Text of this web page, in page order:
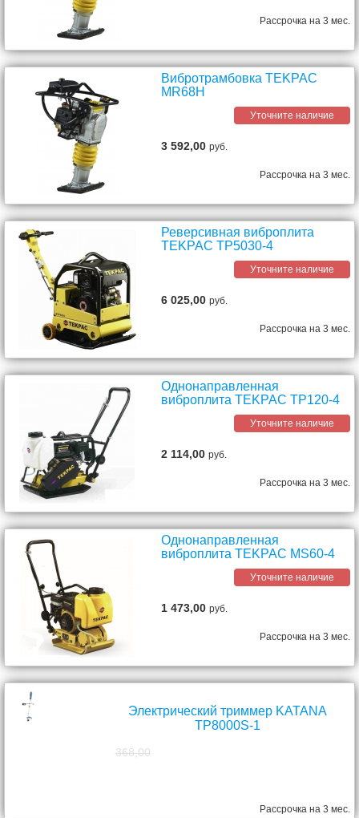
Рассрочка на 3 мес.
Вибротрамбовка TEKPAC
MR68H
Уточните наличие
3 592,00руб.
Рассрочка на 3 мес.
Реверсивная виброплита
TEKPAC TP5030-4
Уточните наличие
6 025,00руб.
Рассрочка на 3 мес.
Однонаправленная
виброплита TEKPAC TP120-4
Уточните наличие
2 114,00руб.
Рассрочка на 3 мес.
Однонаправленная
виброплита TEKPAC MS60-4
Уточните наличие
1 473,00руб.
Рассрочка на 3 мес.
Электрический триммер KATANA
TP8000S-1
368,00
Рассрочка на 3 мес.